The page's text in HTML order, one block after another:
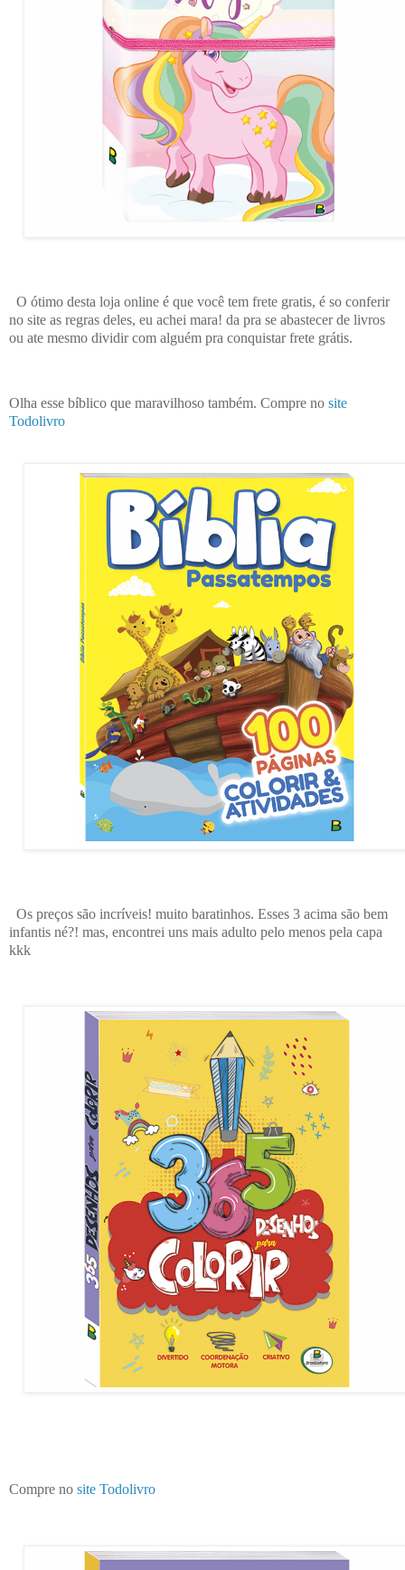
O ótimo desta loja online é que você tem frete gratis, é so conferir
no site as regras deles, eu achei mara! da pra se abastecer de livros
ou ate mesmo dividir com alguém pra conquistar frete grátis.
Olha esse bíblico que maravilhoso também. Compre no site
Todolivro
Os preços são incríveis! muito baratinhos. Esses 3 acima são bem
infantis né?! mas, encontrei uns mais adulto pelo menos pela capa
kkk
Compre no site Todolivro